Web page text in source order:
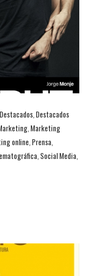
Destacados
Marketing Marketing
Destacados, Destacados
, Marketing
online, Prensa,
, Social Media,